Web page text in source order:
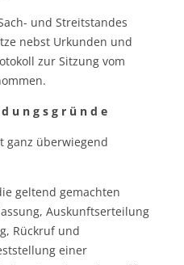
und Streitstandes
nebst Urkunden und
zur Sitzung vom
u n g s g r ü n d e
ganz überwiegend
geltend gemachten
Auskunftserteilung
Rückruf und
einer